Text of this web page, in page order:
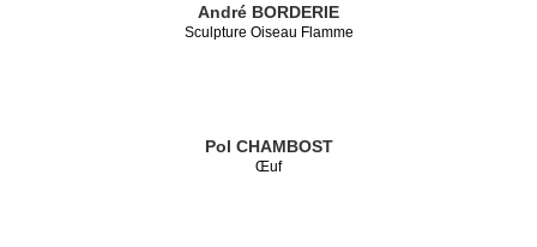
André BORDERIE
Sculpture Oiseau Flamme
Pol CHAMBOST
Œuf